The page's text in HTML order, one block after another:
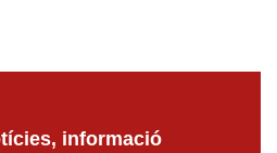
informació